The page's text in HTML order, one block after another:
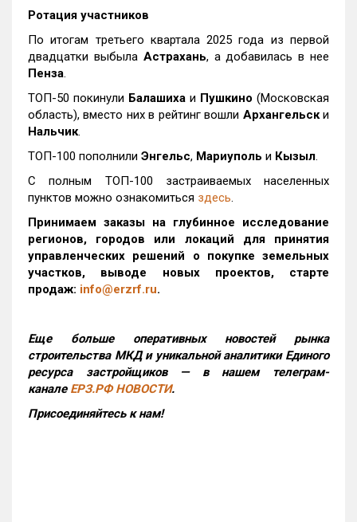
Ротация участников
По итогам третьего квартала 2025 года из первой
двадцатки выбыла Астрахань, а добавилась в нее
Пенза.
ТОП-50 покинули Балашиха и Пушкино (Московская
область), вместо них в рейтинг вошли Архангельски
Нальчик.
ТОП-100 пополнили Энгельс, Мариуполь и Кызыл.
С полным ТОП-100 застраиваемых населенных
пунктов можно ознакомиться здесь.
Принимаем заказы на глубинное исследование
регионов, городов или локаций для принятия
управленческих решений о покупке земельных
участков, выводе новых проектов, старте
продаж: info@erzrf.ru.
Еще больше оперативных новостей рынка
строительства МКД и уникальной аналитики Единого
ресурса застройщиков — в нашем телеграм-
канале ЕРЗ.РФ НОВОСТИ.
Присоединяйтесь к нам!